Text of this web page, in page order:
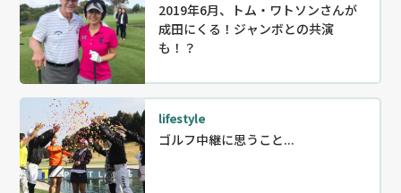
2019年6月、トム・ワトソンさんが
成田にくる！ジャンボとの共演
も！？
lifestyle
ゴルフ中継に思うこと...